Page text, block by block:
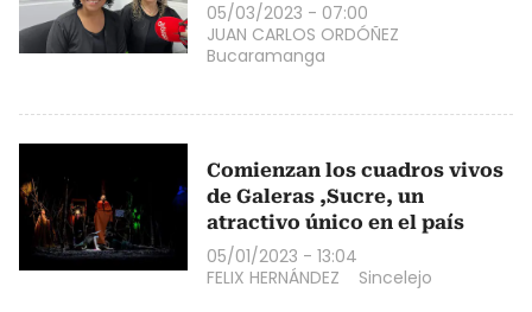
05/03/2023 - 07:00
JUAN CARLOS ORDÓÑEZ
Bucaramanga
Comienzan los cuadros vivos
de Galeras ,Sucre, un
atractivo único en el país
05/01/2023 - 13:04
FELIX HERNÁNDEZ
Sincelejo